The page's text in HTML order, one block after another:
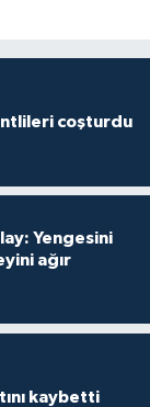
coşturdu
Yengesini
ağır
kaybetti